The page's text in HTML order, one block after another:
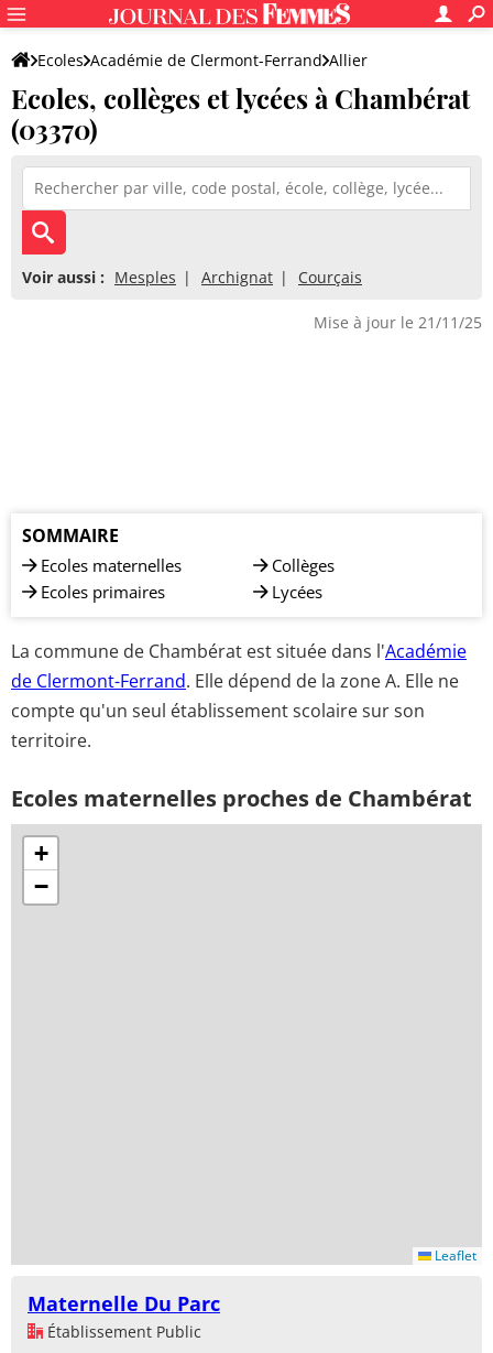
Ecoles Académie de Clermont-Ferrand Allier
Ecoles, collèges et lycées à Chambérat
(03370)
Voir aussi : Mesples Archignat Courçais
Mise à jour le 21/11/25
SOMMAIRE
Ecoles maternelles
Ecoles primaires
Collèges
Lycées
La commune de Chambérat est située dans l'Académie
de Clermont-Ferrand. Elle dépend de la zone A. Elle ne
compte qu'un seul établissement scolaire sur son
territoire.
Ecoles maternelles proches de Chambérat
+
−
Leaflet
Maternelle Du Parc
Établissement Public